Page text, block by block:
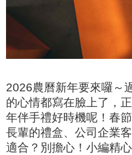
2026農曆新年要來囉～
的心情都寫在臉上了，
年伴手禮好時機呢！春
長輩的禮盒、公司企業
適合？ 別擔心！小編精